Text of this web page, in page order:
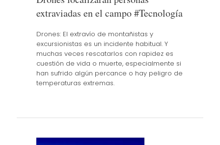
extraviadas en el campo #Tecnología
Drones: El extravío de montañistas y
excursionistas es un incidente habitual. Y
muchas veces rescatarlos con rapidez es
cuestión de vida o muerte, especialmente si
han sufrido algún percance o hay peligro de
temperaturas extremas.